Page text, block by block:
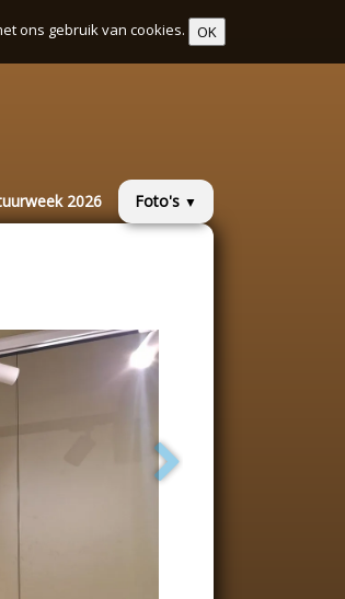
ons gebruik van cookies. OK
2026 Foto's ▼